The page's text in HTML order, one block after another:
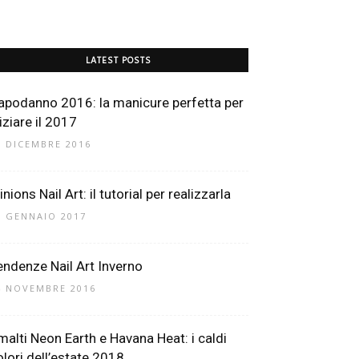
LATEST POSTS
2016: la manicure perfetta per
il 2017
DICEMBRE 2016
Nail Art: il tutorial per realizzarla
GENNAIO 2017
Nail Art Inverno
NOVEMBRE 2016
Neon Earth e Havana Heat: i caldi